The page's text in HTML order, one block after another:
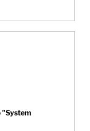
"System